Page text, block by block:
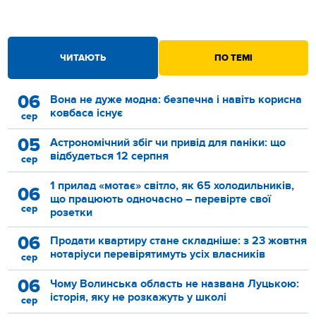
ЧИТАЮТЬ ПО ТЕМІ
06
сер
Вона не дуже модна: безпечна і навіть корисна
ковбаса існує
05
сер
Астрономічний збіг чи привід для паніки: що
відбудеться 12 серпня
06
сер
1 прилад «мотає» світло, як 65 холодильників,
що працюють одночасно – перевірте свої
розетки
06
сер
Продати квартиру стане складніше: з 23 жовтня
нотаріуси перевірятимуть усіх власників
06
сер
Чому Волинська область не названа Луцькою:
історія, яку не розкажуть у школі